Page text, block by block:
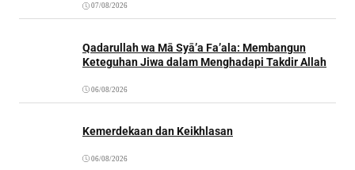
07/08/2026
Qadarullah wa Mā Syā’a Fa’ala: Membangun
Keteguhan Jiwa dalam Menghadapi Takdir Allah
06/08/2026
Kemerdekaan dan Keikhlasan
06/08/2026